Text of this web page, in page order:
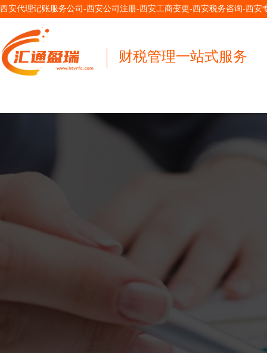
财税管理一站式服务
西安代理记账服务公司-西安公司注册-西安工商变更-西安税务咨询-西